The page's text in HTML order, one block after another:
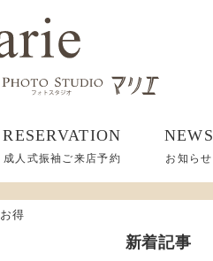
RESERVATION
成人式振袖ご来店予約
NEWS
お知らせ
得
新着記事